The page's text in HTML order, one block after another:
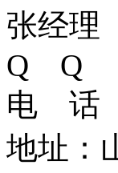
张经理
Q Q
电 话
地址：